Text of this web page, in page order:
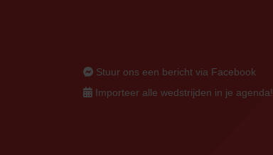
Stuur ons een bericht via Facebook
Importeer alle wedstrijden in je agenda!